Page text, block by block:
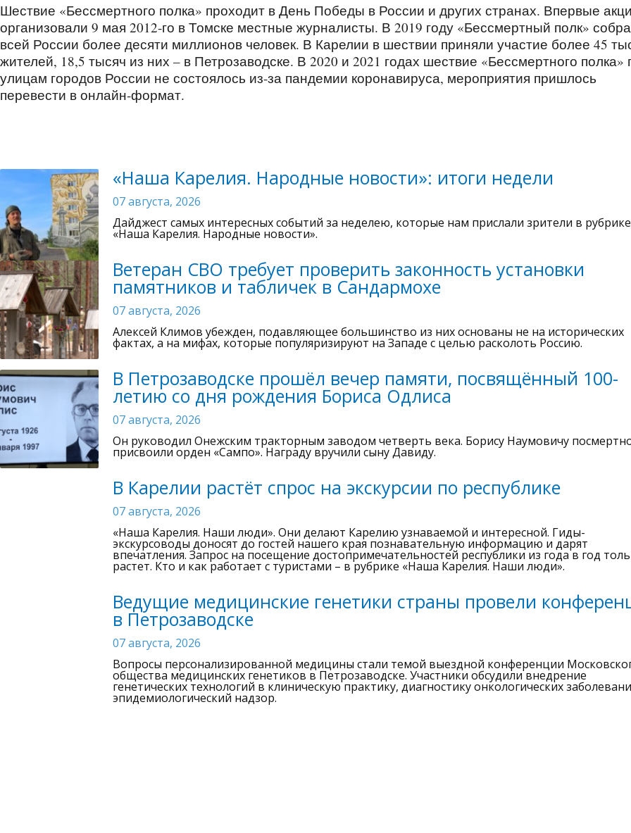
Шествие «Бессмертного полка» проходит в День Победы в России и других странах. Впервые
организовали 9 мая 2012-го в Томске местные журналисты. В 2019 году «Бессмертный полк»
всей России более десяти миллионов человек. В Карелии в шествии приняли участие более 45
жителей, 18,5 тысяч из них – в Петрозаводске. В 2020 и 2021 годах шествие «Бессмертного полка»
улицам городов России не состоялось из-за пандемии коронавируса, мероприятия пришлось
перевести в онлайн-формат.
«Наша Карелия. Народные новости»: итоги недели
07 августа, 2026
Дайджест самых интересных событий за неделею, которые нам прислали зрители в рубрике
«Наша Карелия. Народные новости».
Ветеран СВО требует проверить законность установки
памятников и табличек в Сандармохе
07 августа, 2026
Алексей Климов убежден, подавляющее большинство из них основаны не на исторических
фактах, а на мифах, которые популяризируют на Западе с целью расколоть Россию.
В Петрозаводске прошёл вечер памяти, посвящённый 100-
летию со дня рождения Бориса Одлиса
07 августа, 2026
Он руководил Онежским тракторным заводом четверть века. Борису Наумовичу
присвоили орден «Сампо». Награду вручили сыну Давиду.
В Карелии растёт спрос на экскурсии по республике
07 августа, 2026
«Наша Карелия. Наши люди». Они делают Карелию узнаваемой и интересной. Гиды-
экскурсоводы доносят до гостей нашего края познавательную информацию и дарят
впечатления. Запрос на посещение достопримечательностей республики из года в год
растет. Кто и как работает с туристами – в рубрике «Наша Карелия. Наши люди».
Ведущие медицинские генетики страны провели
в Петрозаводске
07 августа, 2026
Вопросы персонализированной медицины стали темой выездной конференции
общества медицинских генетиков в Петрозаводске. Участники обсудили внедрение
генетических технологий в клиническую практику, диагностику онкологических
эпидемиологический надзор.